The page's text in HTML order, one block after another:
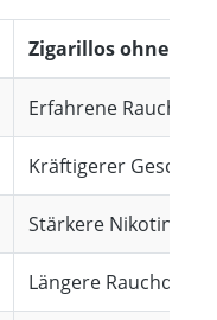
Zigarillos ohne
Erfahrene Raucher
Kräftigerer
Stärkere
Längere Rauchdauer